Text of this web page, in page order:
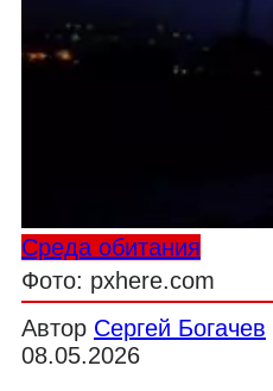
Среда обитания
Фото: pxhere.com
Автор Сергей Богачев
08.05.2026